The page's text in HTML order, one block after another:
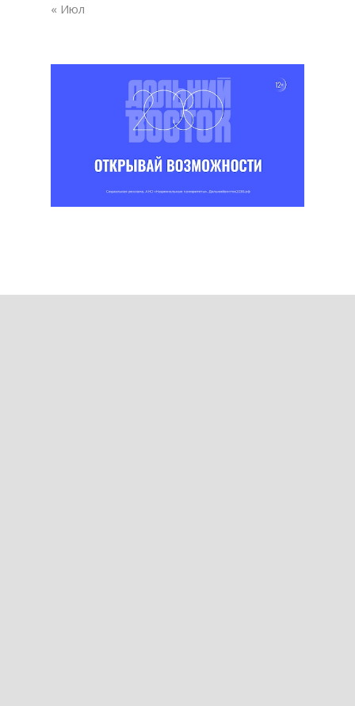
« Июл